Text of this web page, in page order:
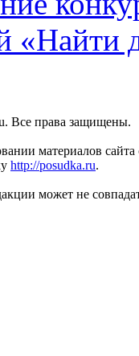
«Найти
Все права защищены.
материалов сайта
http://posudka.ru.
может не